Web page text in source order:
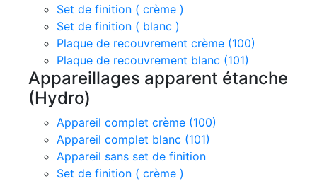
Set de finition ( crème )
Set de finition ( blanc )
Plaque de recouvrement crème (100)
Plaque de recouvrement blanc (101)
Appareillages apparent étanche
(Hydro)
Appareil complet crème (100)
Appareil complet blanc (101)
Appareil sans set de finition
Set de finition ( crème )